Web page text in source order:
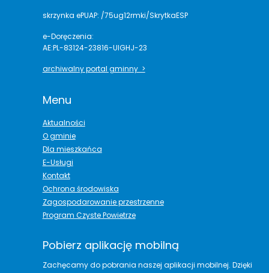
skrzynka ePUAP: /75ug12rmki/SkrytkaESP
e-Doręczenia:
AE:PL-83124-23816-UIGHJ-23
archiwalny portal gminny >
Menu
Aktualności
O gminie
Dla mieszkańca
E-Usługi
Kontakt
Ochrona środowiska
Zagospodarowanie przestrzenne
Program Czyste Powietrze
Pobierz aplikację mobilną
Zachęcamy do pobrania naszej aplikacji mobilnej. Dzięki